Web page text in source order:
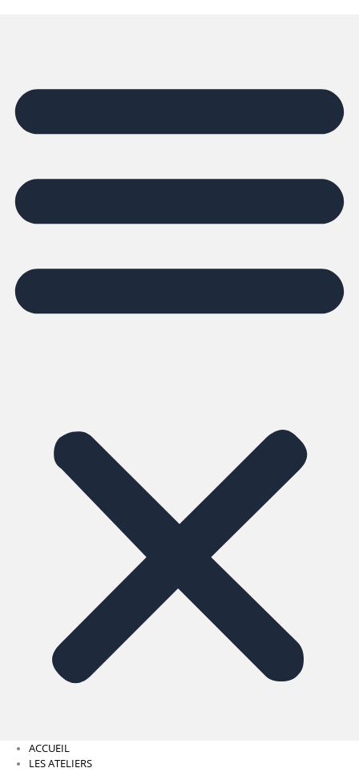
ACCUEIL
LES ATELIERS